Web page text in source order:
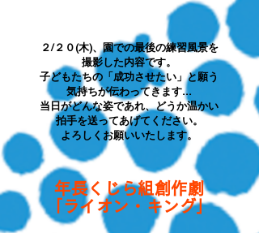
２/２０(木)、園での最後の練習風景を
撮影した内容です。
子どもたちの「成功させたい」と願う
気持ちが伝わってきます...
当日がどんな姿であれ、どうか温かい
拍手を送ってあげてください。
​よろしくお願いいたします。
年長くじら組創作劇
「ライオン・キング」